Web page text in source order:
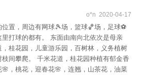
o*n 2020-04-17
置，周边有网球🎾场，篮球🏀场，足球⚽️
打球的都有。 东面由南向北依次是母亲
桂花园，儿童游乐园，百树林，义务植树
间攀爬。 千米花道，桂花园种植有郁金香
，桃花，迎春花🌸，连翘，山茶花，油菜